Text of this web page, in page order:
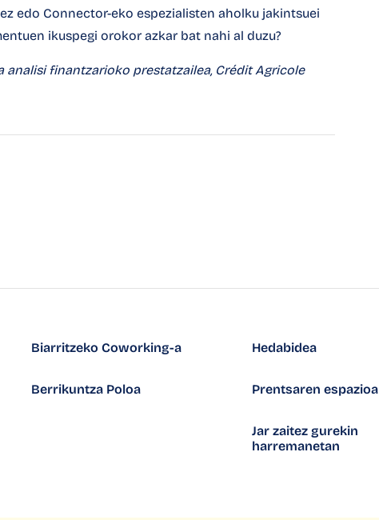
edo Connector-eko espezialisten aholku jakintsuei
ikuspegi orokor azkar bat nahi al duzu?
finantzarioko prestatzailea, Crédit Agricole
Biarritzeko Coworking-a
Berrikuntza Poloa
Hedabidea
Prentsaren espazioa
Jar zaitez gurekin
harremanetan